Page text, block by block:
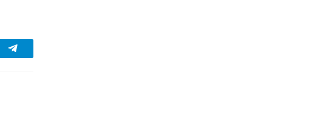
Telegram